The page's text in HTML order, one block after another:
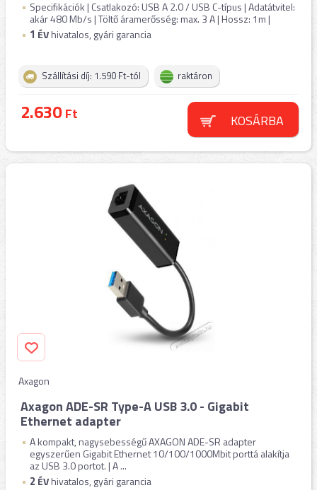
Specifikációk | Csatlakozó: USB A 2.0 / USB C-típus | Adatátvitel:
akár 480 Mb/s | Töltő áramerősség: max. 3 A | Hossz: 1m |
1 ÉVhivatalos, gyári garancia
Szállítási díj: 1.590 Ft-tól raktáron
2.630Ft KOSÁRBA
Axagon
Axagon ADE-SR Type-A USB 3.0 - Gigabit
Ethernet adapter
A kompakt, nagysebességű AXAGON ADE-SR adapter
egyszerűen Gigabit Ethernet 10/100/1000Mbit porttá alakítja
az USB 3.0 portot. | A ...
2 ÉVhivatalos, gyári garancia